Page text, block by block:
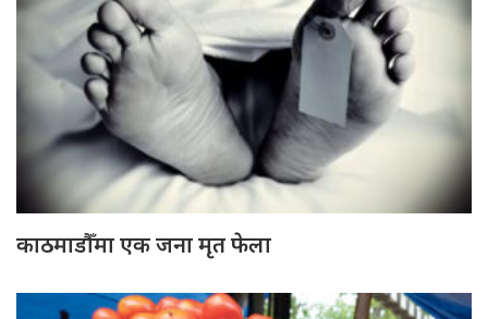
काठमाडौँमा एक जना मृत फेला